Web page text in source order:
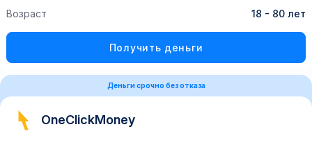
Возраст
18 - 80 лет
Получить деньги
Деньги срочно без отказа
OneClickMoney